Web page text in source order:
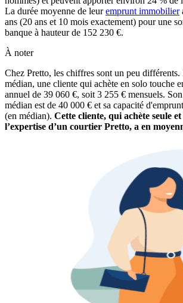
La durée moyenne de leuremprunt immobilier
ans (20 ans et 10 mois exactement) pour une
banque à hauteur de 152 230 €.
À noter
Chez Pretto, les chiffres sont un peu différents.
médian, une cliente qui achète en solo touche
annuel de 39 060 €, soit 3 255 € mensuels.
médian est de 40 000 € et sa capacité
(en médian). Cette cliente, qui achète seule
l’expertise d’un courtier Pretto, a en